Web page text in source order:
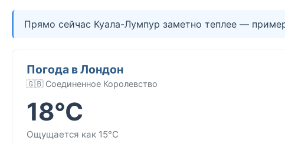
Прямо сейчас Куала-Лумпур заметно теплее —
Погода в Лондон
🇬🇧 Соединенное Королевство
18°C
Ощущается как 15°C